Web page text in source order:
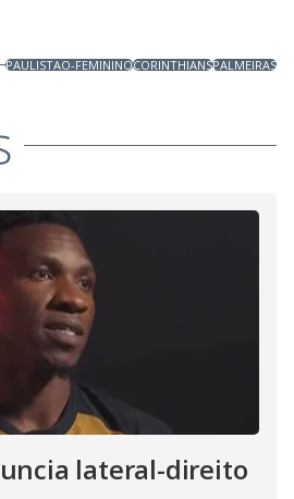
PAULISTAO-FEMININOCORINTHIANSPALMEIRAS
lateral-direito